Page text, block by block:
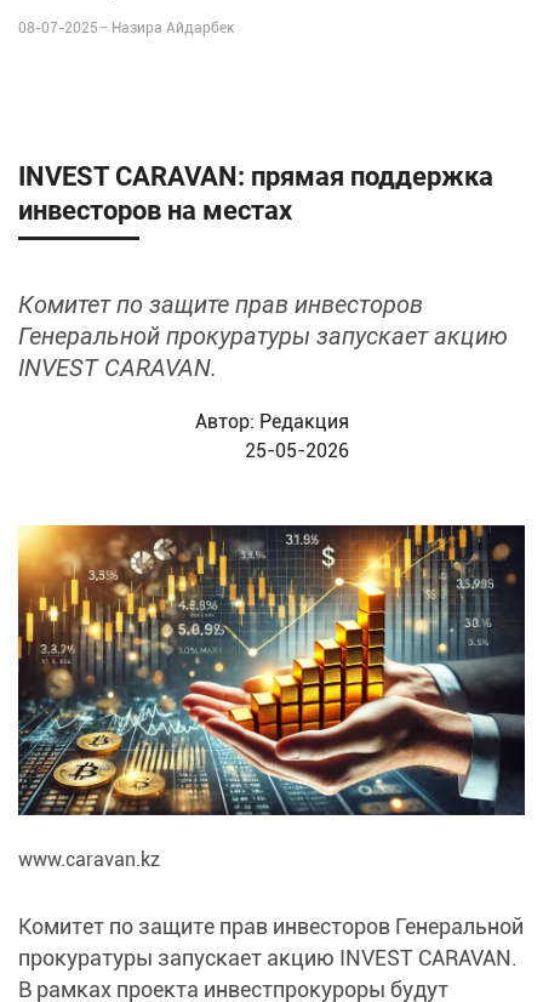
08-07-2025– Назира Айдарбек
INVEST CARAVAN: прямая поддержка
инвесторов на местах
Комитет по защите прав инвесторов
Генеральной прокуратуры запускает акцию
INVEST CARAVAN.
Автор: Редакция
25-05-2026
www.caravan.kz
Комитет по защите прав инвесторов Генеральной
прокуратуры запускает акцию INVEST CARAVAN.
В рамках проекта инвестпрокуроры будут